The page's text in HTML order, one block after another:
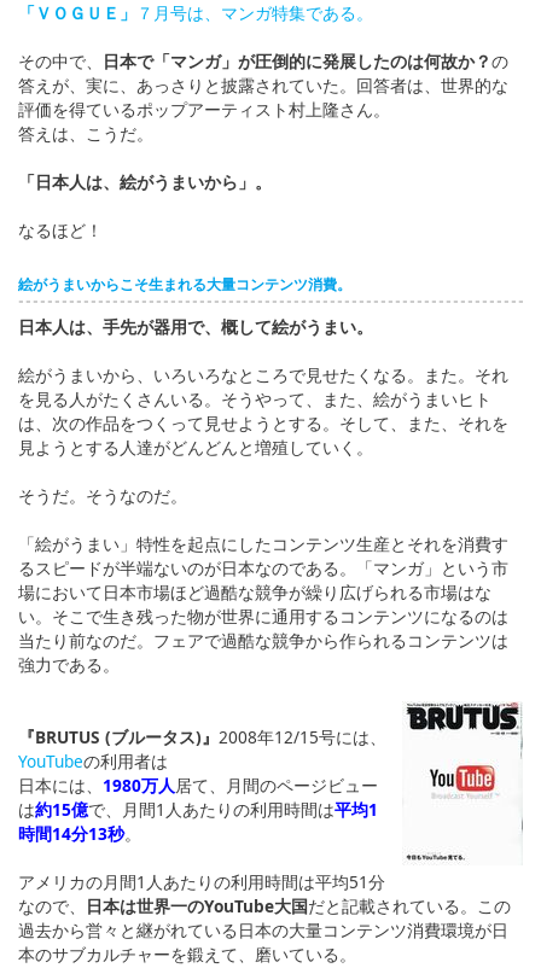
「ＶＯＧＵＥ」 ７月号は、マンガ特集である。
その中で、 日本で「マンガ」が圧倒的に発展したのは何故か？の
答えが、実に、あっさりと披露されていた。回答者は、世界的な
評価を得ているポップアーティスト村上隆さん。
答えは、こうだ。
「日本人は、絵がうまいから」。
なるほど！
絵がうまいからこそ生まれる大量コンテンツ消費。
日本人は、手先が器用で、概して絵がうまい。
絵がうまいから、いろいろなところで見せたくなる。また。それ
を見る人がたくさんいる。そうやって、また、絵がうまいヒト
は、次の作品をつくって見せようとする。そして、また、それを
見ようとする人達がどんどんと増殖していく。
そうだ。そうなのだ。
「絵がうまい」特性を起点にしたコンテンツ生産とそれを消費す
るスピードが半端ないのが日本なのである。「マンガ」という市
場において日本市場ほど過酷な競争が繰り広げられる市場はな
い。そこで生き残った物が世界に通用するコンテンツになるのは
当たり前なのだ。フェアで過酷な競争から作られるコンテンツは
強力である。
『BRUTUS (ブルータス)』 2008年12/15号には、
YouTubeの利用者は
日本には、 1980万人居て、月間のページビュー
は約15億で、月間1人あたりの利用時間は平均1
時間14分13秒。
アメリカの月間1人あたりの利用時間は平均51分
なので、
日本は世界一のYouTube大国だと記載されている。この
過去から営々と継がれている日本の大量コンテンツ消費環境が日
本のサブカルチャーを鍛えて、磨いている。